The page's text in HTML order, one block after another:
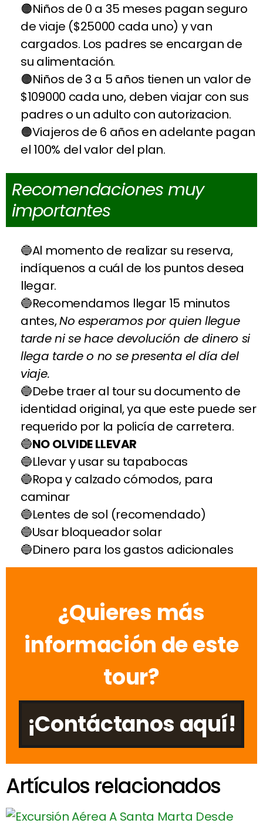
Niños de 0 a 35 meses pagan seguro
de viaje ($25000 cada uno) y van
cargados. Los padres se encargan de
su alimentación.
Niños de 3 a 5 años tienen un valor de
$109000 cada uno, deben viajar con sus
padres o un adulto con autorizacion.
Viajeros de 6 años en adelante pagan
el 100% del valor del plan.
Recomendaciones muy
importantes
Al momento de realizar su reserva,
indíquenos a cuál de los puntos desea
llegar.
Recomendamos llegar 15 minutos
antes,No esperamos por quien llegue
tarde ni se hace devolución de dinero si
llega tarde o no se presenta el día del
viaje.
Debe traer al tour su documento de
identidad original, ya que este puede ser
requerido por la policía de carretera.
NO OLVIDE LLEVAR
Llevar y usar su tapabocas
Ropa y calzado cómodos, para
caminar
Lentes de sol (recomendado)
Usar bloqueador solar
Dinero para los gastos adicionales
¿Quieres más
información de este
tour?
¡Contáctanos aquí!
Artículos relacionados